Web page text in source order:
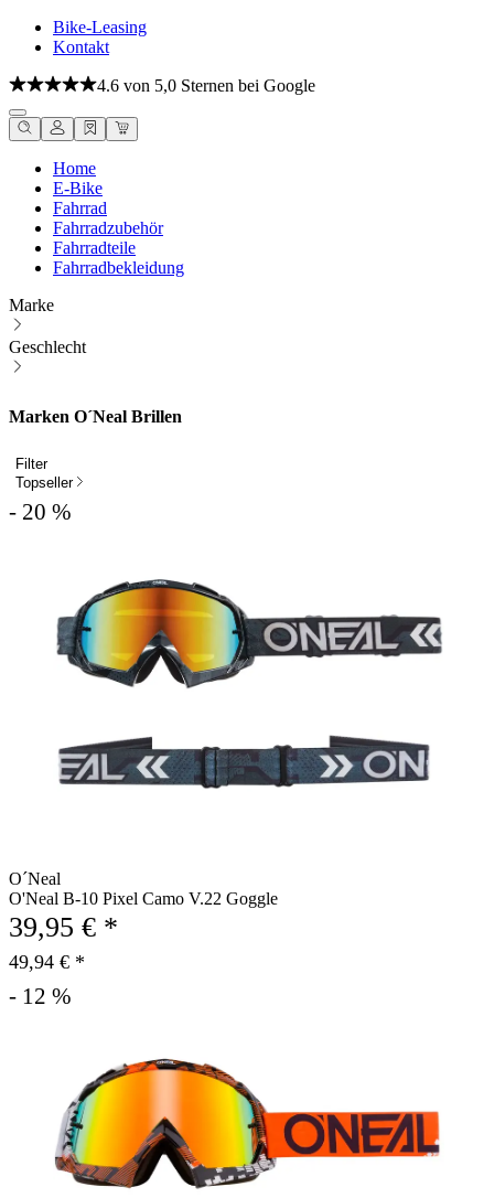
Bike-Leasing
Kontakt
4.6 von 5,0 Sternen bei Google
Home
E-Bike
Fahrrad
Fahrradzubehör
Fahrradteile
Fahrradbekleidung
Marke
Geschlecht
Marken O´Neal Brillen
Filter
Topseller
- 20 %
O´Neal
O'Neal B-10 Pixel Camo V.22 Goggle
39,95 € *
49,94 € *
- 12 %